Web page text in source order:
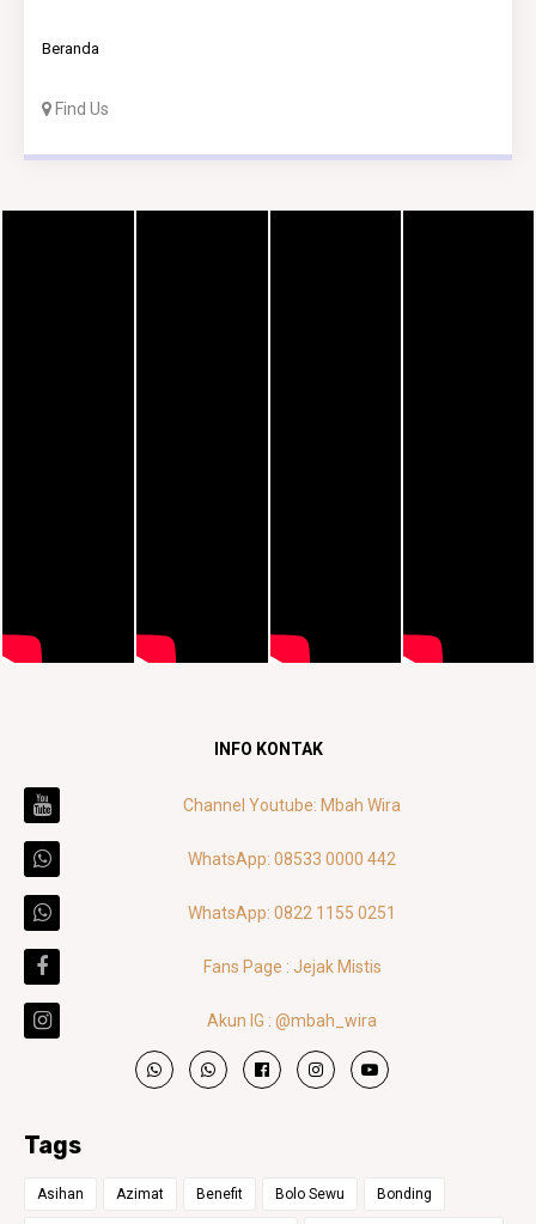
Beranda
Find Us
INFO KONTAK
Channel Youtube: Mbah Wira
WhatsApp: 08533 0000 442
WhatsApp: 0822 1155 0251
Fans Page : Jejak Mistis
Akun IG : @mbah_wira
Tags
Asihan Azimat Benefit Bolo Sewu Bonding